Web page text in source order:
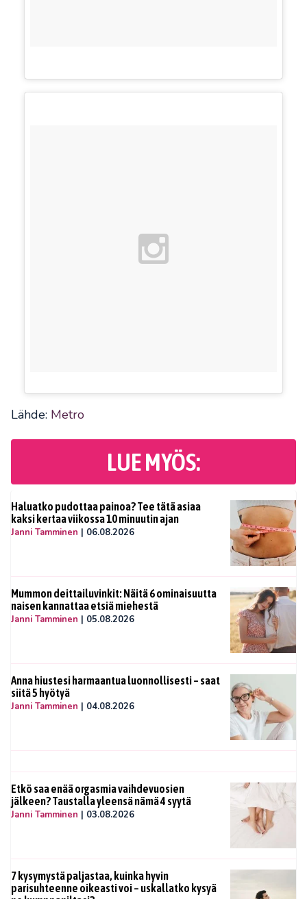
Lähde: Metro
LUE MYÖS:
Haluatko pudottaa painoa? Tee tätä asiaa
kaksi kertaa viikossa 10 minuutin ajan
Janni Tamminen | 06.08.2026
Mummon deittailuvinkit: Näitä 6 ominaisuutta
naisen kannattaa etsiä miehestä
Janni Tamminen | 05.08.2026
Anna hiustesi harmaantua luonnollisesti – saat
siitä 5 hyötyä
Janni Tamminen | 04.08.2026
Etkö saa enää orgasmia vaihdevuosien
jälkeen? Taustalla yleensä nämä 4 syytä
Janni Tamminen | 03.08.2026
7 kysymystä paljastaa, kuinka hyvin
parisuhteenne oikeasti voi – uskallatko kysyä